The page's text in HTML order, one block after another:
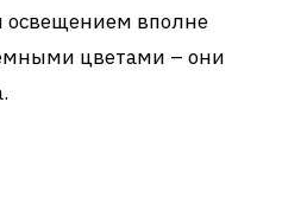
вполне
цветами – они